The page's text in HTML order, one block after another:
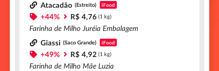
Atacadão (Estreito) iFood
+44% R$ 4,76 (1 kg)
Farinha de Milho Juréia Embalagem
Giassi (Saco Grande) iFood
+49% R$ 4,92 (1 kg)
Farinha de Milho Mãe Luzia